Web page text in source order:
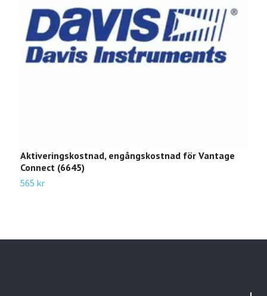
Aktiveringskostnad, engångskostnad för Vantage
Connect (6645)
565 kr